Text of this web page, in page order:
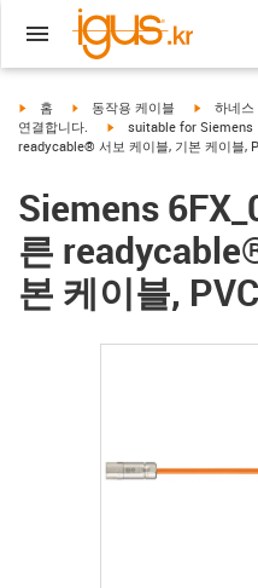
igus-icon-arrow-right
홈 igus-icon-arrow-right
동작용 케이블 igus-하네스
연결합니다.
igus-icon-arrow-right
suitable for Siemens
readycable® 서보 케이블, 기본 케이블,
Siemens
른
본 케이블,